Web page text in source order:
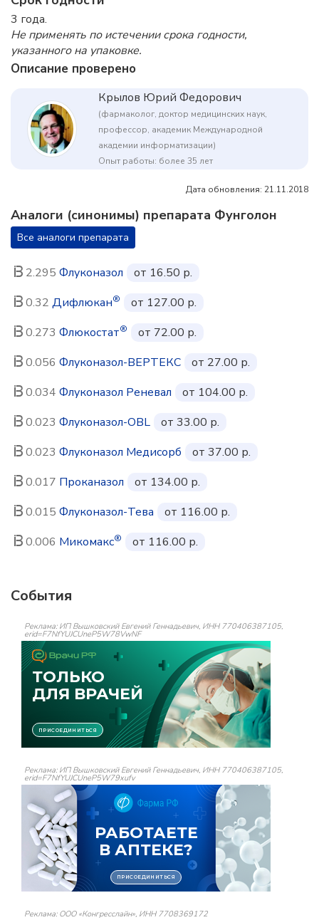
3 года.
Не применять по истечении срока годности,
указанного на упаковке.
Описание проверено
Крылов Юрий Федорович
(фармаколог, доктор медицинских наук,
профессор, академик Международной
академии информатизации)
Опыт работы: более 35 лет
Дата обновления: 21.11.2018
Аналоги (синонимы) препарата Фунголон
Все аналоги препарата
2.295 Флуконазол
от 16.50 р.
0.32 Дифлюкан®
от 127.00 р.
0.273 Флюкостат®
от 72.00 р.
0.056 Флуконазол-ВЕРТЕКС
от 27.00 р.
0.034 Флуконазол Реневал
от 104.00 р.
0.023 Флуконазол-OBL
от 33.00 р.
0.023 Флуконазол Медисорб
от 37.00 р.
0.017 Проканазол
от 134.00 р.
0.015 Флуконазол-Тева
от 116.00 р.
0.006 Микомакс® от 116.00 р.
События
Реклама: ИП Вышковский Евгений Геннадьевич, ИНН 770406387105,
erid=F7NfYUJCUneP5W78VwNF
Реклама: ИП Вышковский Евгений Геннадьевич, ИНН 770406387105,
erid=F7NfYUJCUneP5W79xufv
Реклама: ООО «Конгресслайн», ИНН 7708369172